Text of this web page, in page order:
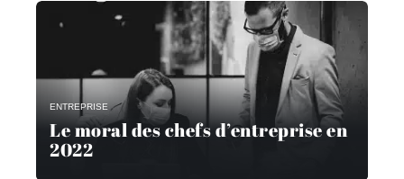
ENTREPRISE
Le moral des chefs d’entreprise en
2022